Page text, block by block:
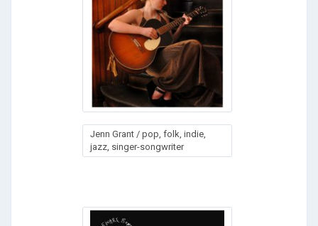
Jenn Grant / pop, folk, indie,
jazz, singer-songwriter